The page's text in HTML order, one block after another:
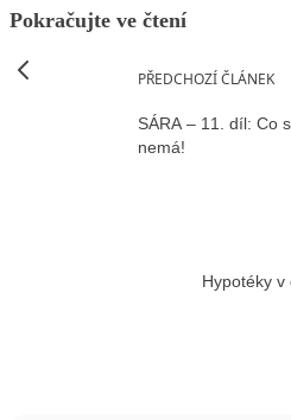
Pokračujte ve čtení
PŘEDCHOZÍ ČLÁNEK
SÁRA – 11. díl: Co
nemá!
Hypotéky v